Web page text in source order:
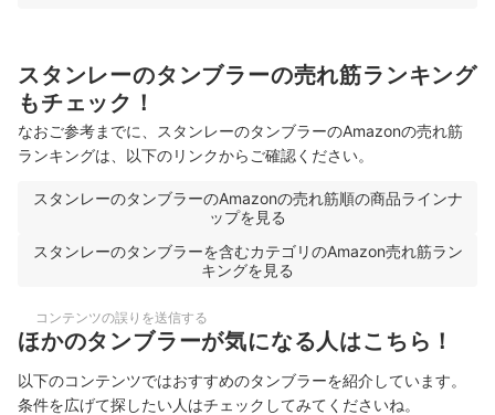
スタンレーのタンブラーの売れ筋ランキング
もチェック！
なおご参考までに、スタンレーのタンブラーのAmazonの売れ筋
ランキングは、以下のリンクからご確認ください。
スタンレーのタンブラーのAmazonの売れ筋順の商品ラインナ
ップを見る
スタンレーのタンブラーを含むカテゴリのAmazon売れ筋ラン
キングを見る
コンテンツの誤りを送信する
ほかのタンブラーが気になる人はこちら！
以下のコンテンツではおすすめのタンブラーを紹介しています。
条件を広げて探したい人はチェックしてみてくださいね。